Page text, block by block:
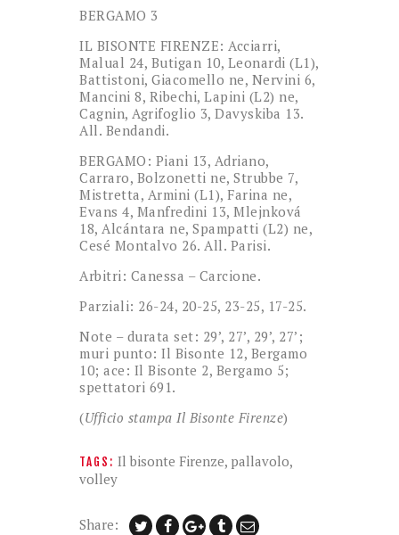
BERGAMO 3
IL BISONTE FIRENZE: Acciarri,
Malual 24, Butigan 10, Leonardi (L1),
Battistoni, Giacomello ne, Nervini 6,
Mancini 8, Ribechi, Lapini (L2) ne,
Cagnin, Agrifoglio 3, Davyskiba 13.
All. Bendandi.
BERGAMO: Piani 13, Adriano,
Carraro, Bolzonetti ne, Strubbe 7,
Mistretta, Armini (L1), Farina ne,
Evans 4, Manfredini 13, Mlejnková
18, Alcántara ne, Spampatti (L2) ne,
Cesé Montalvo 26. All. Parisi.
Arbitri: Canessa – Carcione.
Parziali: 26-24, 20-25, 23-25, 17-25.
Note – durata set: 29’, 27’, 29’, 27’;
muri punto: Il Bisonte 12, Bergamo
10; ace: Il Bisonte 2, Bergamo 5;
spettatori 691.
(Ufficio stampa Il Bisonte Firenze)
TAGS: Il bisonte Firenze, pallavolo,
volley
Share: